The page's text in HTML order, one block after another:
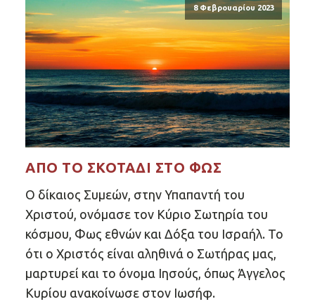
8 Φεβρουαρίου 2023
ΑΠΌ ΤΟ ΣΚΟΤΆΔΙ ΣΤΟ ΦΩΣ
Ο δίκαιος Συμεών, στην Υπαπαντή του
Χριστού, ονόμασε τον Κύριο Σωτηρία του
κόσμου, Φως εθνών και Δόξα του Ισραήλ. Το
ότι ο Χριστός είναι αληθινά ο Σωτήρας μας,
μαρτυρεί και το όνομα Ιησούς, όπως Άγγελος
Κυρίου ανακοίνωσε στον Ιωσήφ.